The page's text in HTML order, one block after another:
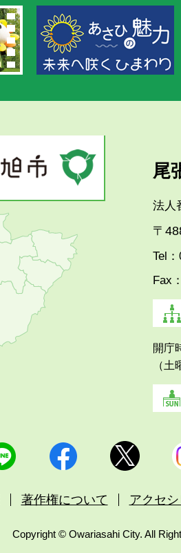
尾
法人
〒
Tel：
Fax
開庁
（
著作権について アクセ
Copyright © Owariasahi City. All